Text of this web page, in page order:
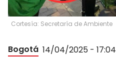
Cortesía: Secretaría de Ambiente
Bogotá 14/04/2025 - 17:04